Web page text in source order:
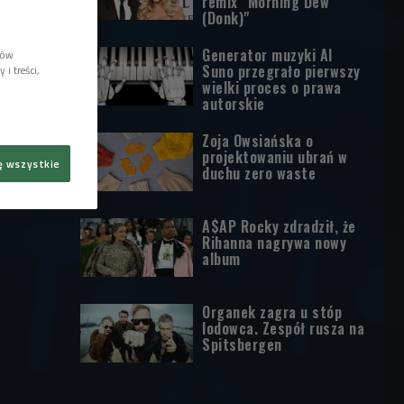
(Donk)"
Generator muzyki AI
Suno przegrało pierwszy
wielki proces o prawa
autorskie
Zoja Owsiańska o
projektowaniu ubrań w
duchu zero waste
A$AP Rocky zdradził, że
Rihanna nagrywa nowy
album
Organek zagra u stóp
lodowca. Zespół rusza na
Spitsbergen
i treści,
wszystkie